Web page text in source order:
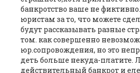
банкротство ваше не
юристам за то, что можете
будут рассказывать разные
том. как совершенно
юр.сопровождения, но это
деть больше некуда-платите.
действительный банкрот и